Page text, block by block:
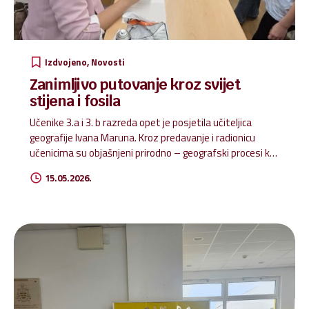
Izdvojeno Novosti
Zanimljivo putovanje kroz svijet
stijena i fosila
Učenike 3.a i 3. b razreda opet je posjetila učiteljica
geografije Ivana Maruna. Kroz predavanje i radionicu
učenicima su objašnjeni prirodno – geografski procesi koji
pokus koji nam je približio proces nastanka fosila te su
uzorke stijena te uočavati razlike među njima.
15.05.2026.